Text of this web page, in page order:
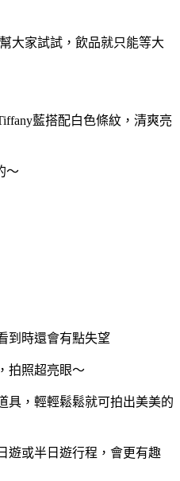
大家試試，飲品就只能等大
藍搭配白色條紋，清爽亮
～
到時還會有點失望
拍照超亮眼～
具，輕輕鬆鬆就可拍出美美的
遊或半日遊行程，會更有趣